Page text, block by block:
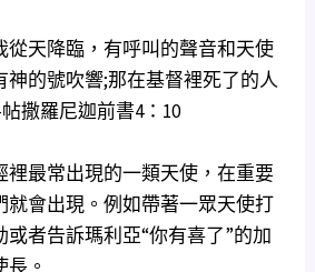
從天降臨，有呼叫的聲音和天使
神的號吹響;那在基督裡死了的人
撒羅尼迦前書4：10
裡最常出現的一類天使，在重要
就會出現。例如帶著一眾天使打
或者告訴瑪利亞“你有喜了”的加
。